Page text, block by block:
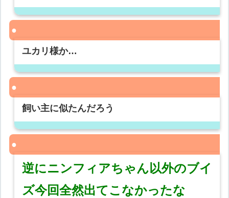
ユカリ様か…
飼い主に似たんだろう
逆にニンフィアちゃん以外のブイ
ズ今回全然出てこなかったな